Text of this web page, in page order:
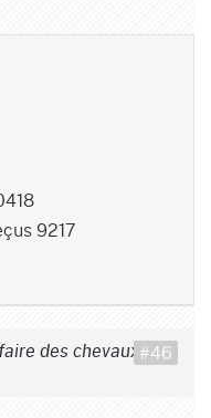
9217
des chevaux #46